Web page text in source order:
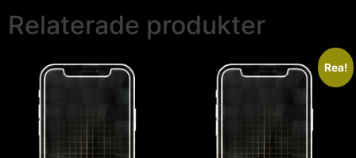
Relaterade produkter
Rea!